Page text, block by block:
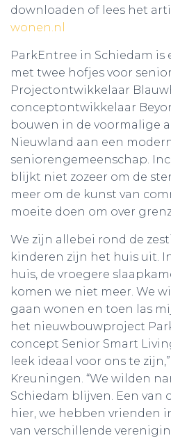
downloaden of lees het
wonen.nl
ParkEntree in Schiedam
met twee hofjes voor
Projectontwikkelaar
conceptontwikkelaar
bouwen in de voormalige
Nieuwland aan een
seniorengemeenschap.
blijkt niet zozeer om de
meer om de kunst van
moeite doen om over
We zijn allebei rond de
kinderen zijn het huis uit.
huis, de vroegere
komen we niet meer. We
gaan wonen en toen las
het nieuwbouwproject
concept Senior Smart
leek ideaal voor ons te
Kreuningen. “We wilden
Schiedam blijven. Een van
hier, we hebben vrienden
van verschillende